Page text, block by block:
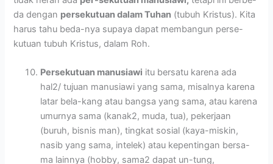
da dengan persekutuan dalam Tuhan (tubuh Kristus). Kita
harus tahu beda-nya supaya dapat membangun perse-
kutuan tubuh Kristus, dalam Roh.
Persekutuan manusiawi itu bersatu karena ada
hal2/ tujuan manusiawi yang sama, misalnya karena
latar bela-kang atau bangsa yang sama, atau karena
umurnya sama (kanak2, muda, tua), pekerjaan
(buruh, bisnis man), tingkat sosial (kaya-miskin,
nasib yang sama, intelek) atau kepentingan bersa-
ma lainnya (hobby, sama2 dapat un-tung,